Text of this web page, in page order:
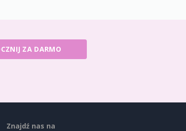
ZA DARMO
Znajdź nas na